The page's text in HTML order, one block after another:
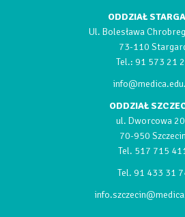
ODDZIAŁ
Ul. Bolesława
73-110
Tel.: 91 573 21
ODDZIAŁ
ul. Dworcowa
70-950 Szczecin
Tel. 517 715
Tel. 91 433 31